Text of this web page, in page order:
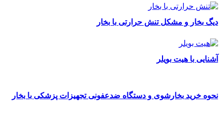
دیگ بخار و مشکل تنش حرارتی با بخار
آشنایی با هیت بویلر
نحوه خرید بخارشوی و دستگاه ضدعفونی تجهیزات پزشکی با بخار